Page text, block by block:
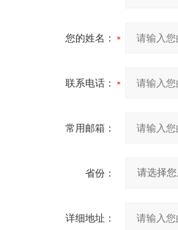
您的姓名：
联系电话：
常用邮箱：
省份：
详细地址：